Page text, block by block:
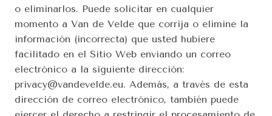
o eliminarlos. Puede solicitar en cualquier
momento a Van de Velde que corrija o elimine la
información (incorrecta) que usted hubiere
facilitado en el Sitio Web enviando un correo
electrónico a la siguiente dirección:
privacy@vandevelde.eu. Además, a través de esta
dirección de correo electrónico, también puede